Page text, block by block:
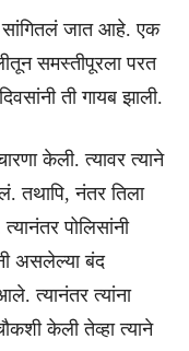
जात आहे. एक
समस्तीपूरला परत
ती गायब झाली.
केली. त्यावर त्याने
तथापि, नंतर तिला
पोलिसांनी
असलेल्या बंद
त्यानंतर त्यांना
केली तेव्हा त्याने